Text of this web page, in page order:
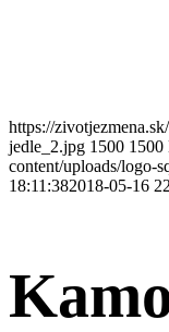
https://
jedle_2.jpg 1500 1500
content/uploads/logo-
18:11:382018-05-16